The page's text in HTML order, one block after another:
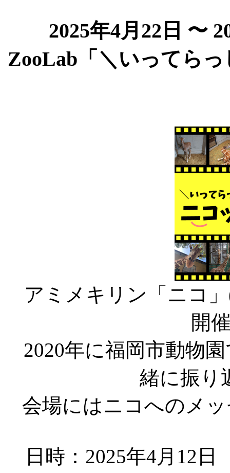
2025年4月22日 〜
ZooLab「＼いってら
アミメキリン「ニコ
開
2020年に福岡市動物
緒に振り
会場にはニコへのメ
日時：2025年4月12